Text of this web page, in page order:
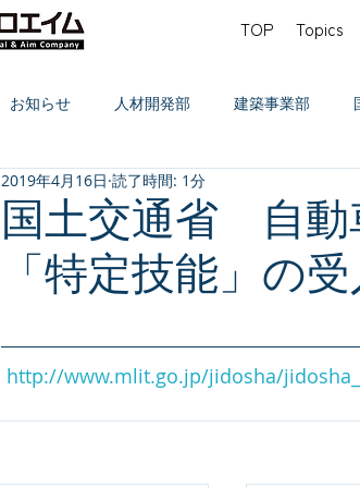
TOP Topics
お知らせ 人材開発部 建築事業部
国土交通省 自動
「特定技能」の
2019年4月16日 読了時間: 1分
http://www.mlit.go.jp/jidosha/